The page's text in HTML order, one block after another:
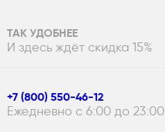
ТАК УДОБНЕЕ
И здесь ждёт скидка 15%
+7 (800) 550-46-12
Ежедневно с 6:00 до 23:00